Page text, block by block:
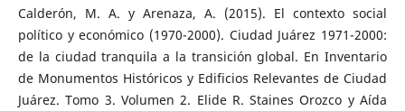
Calderón, M. A. y Arenaza, A. (2015). El contexto social
político y económico (1970-2000). Ciudad Juárez 1971-2000:
de la ciudad tranquila a la transición global. En Inventario
de Monumentos Históricos y Edificios Relevantes de Ciudad
Juárez. Tomo 3. Volumen 2. Elide R. Staines Orozco y Aída